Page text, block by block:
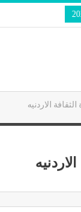
الثقافة الاردنيه